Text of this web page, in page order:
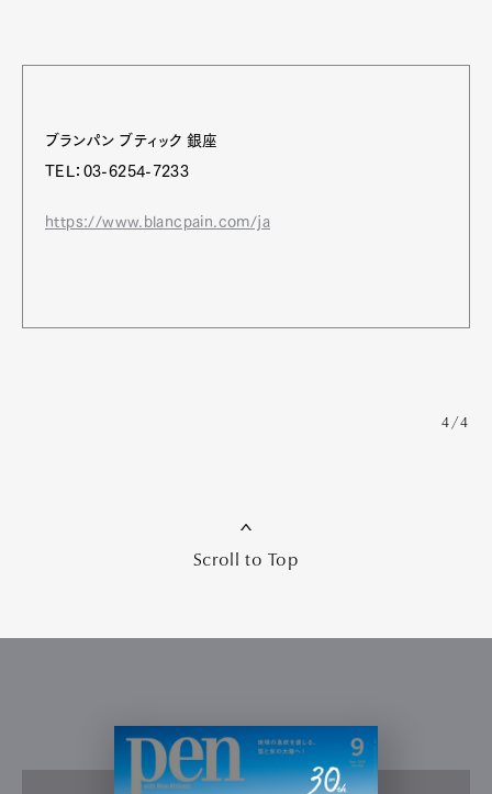
ブランパン ブティック 銀座
TEL：03-6254-7233
https://www.blancpain.com/ja
4/4
Scroll to Top